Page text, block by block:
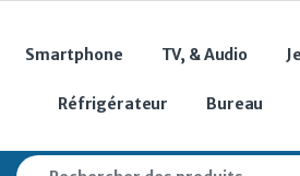
Smartphone TV, & Audio
Réfrigérateur Bureau
Search for: